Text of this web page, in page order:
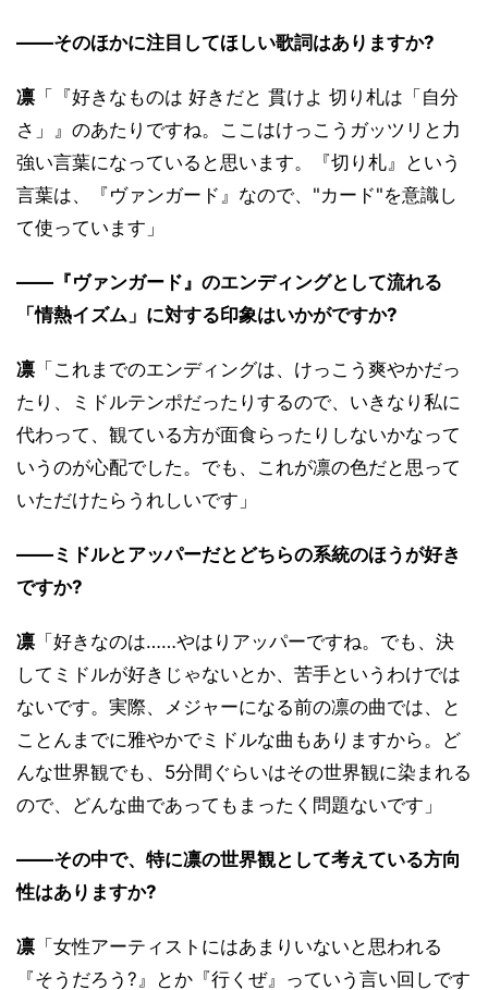
――そのほかに注目してほしい歌詞はありますか?
凛 「『好きなものは 好きだと 貫けよ 切り札は「自分
さ」』のあたりですね。ここはけっこうガッツリと力
強い言葉になっていると思います。『切り札』という
言葉は、『ヴァンガード』なので、"カード"を意識し
て使っています」
――『ヴァンガード』のエンディングとして流れる
「情熱イズム」に対する印象はいかがですか?
凛 「これまでのエンディングは、けっこう爽やかだっ
たり、ミドルテンポだったりするので、いきなり私に
代わって、観ている方が面食らったりしないかなって
いうのが心配でした。でも、これが凛の色だと思って
いただけたらうれしいです」
――ミドルとアッパーだとどちらの系統のほうが好き
ですか?
凛 「好きなのは……やはりアッパーですね。でも、決
してミドルが好きじゃないとか、苦手というわけでは
ないです。実際、メジャーになる前の凛の曲では、と
ことんまでに雅やかでミドルな曲もありますから。ど
んな世界観でも、5分間ぐらいはその世界観に染まれる
ので、どんな曲であってもまったく問題ないです」
――その中で、特に凛の世界観として考えている方向
性はありますか?
凛 「女性アーティストにはあまりいないと思われる
『そうだろう?』とか『行くぜ』っていう言い回しです